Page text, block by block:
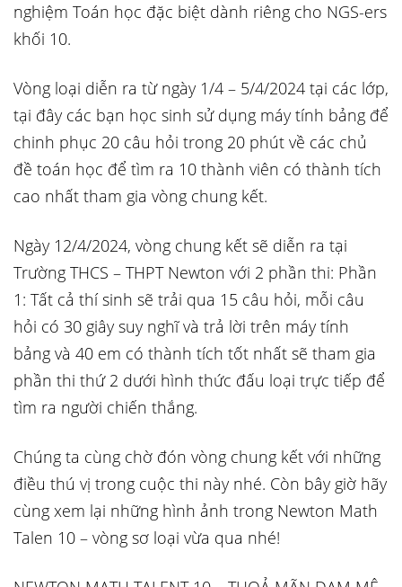
nghiệm Toán học đặc biệt dành riêng cho NGS-ers
khối 10.
Vòng loại diễn ra từ ngày 1/4 – 5/4/2024 tại các lớp,
tại đây các bạn học sinh sử dụng máy tính bảng để
chinh phục 20 câu hỏi trong 20 phút về các chủ
đề toán học để tìm ra 10 thành viên có thành tích
cao nhất tham gia vòng chung kết.
Ngày 12/4/2024, vòng chung kết sẽ diễn ra tại
Trường THCS – THPT Newton với 2 phần thi: Phần
1: Tất cả thí sinh sẽ trải qua 15 câu hỏi, mỗi câu
hỏi có 30 giây suy nghĩ và trả lời trên máy tính
bảng và 40 em có thành tích tốt nhất sẽ tham gia
phần thi thứ 2 dưới hình thức đấu loại trực tiếp để
tìm ra người chiến thắng.
Chúng ta cùng chờ đón vòng chung kết với những
điều thú vị trong cuộc thi này nhé. Còn bây giờ hãy
cùng xem lại những hình ảnh trong Newton Math
Talen 10 – vòng sơ loại vừa qua nhé!